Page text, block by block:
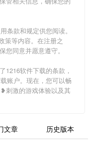
条款和规定供您阅读。
策等内容。在注册之
您同意并愿意遵守。
1216软件下载的条款，
账户。现在，您可以畅
刺激的游戏体验以及其
文章 历史版本